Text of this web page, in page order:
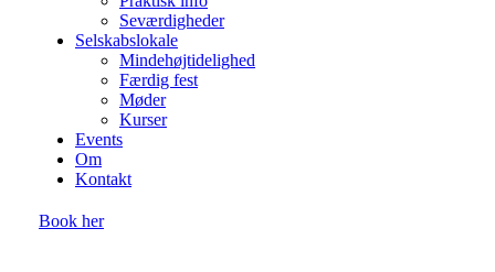
Seværdigheder
Selskabslokale
Mindehøjtidelighed
Færdig fest
Møder
Kurser
Events
Om
Kontakt
Book her